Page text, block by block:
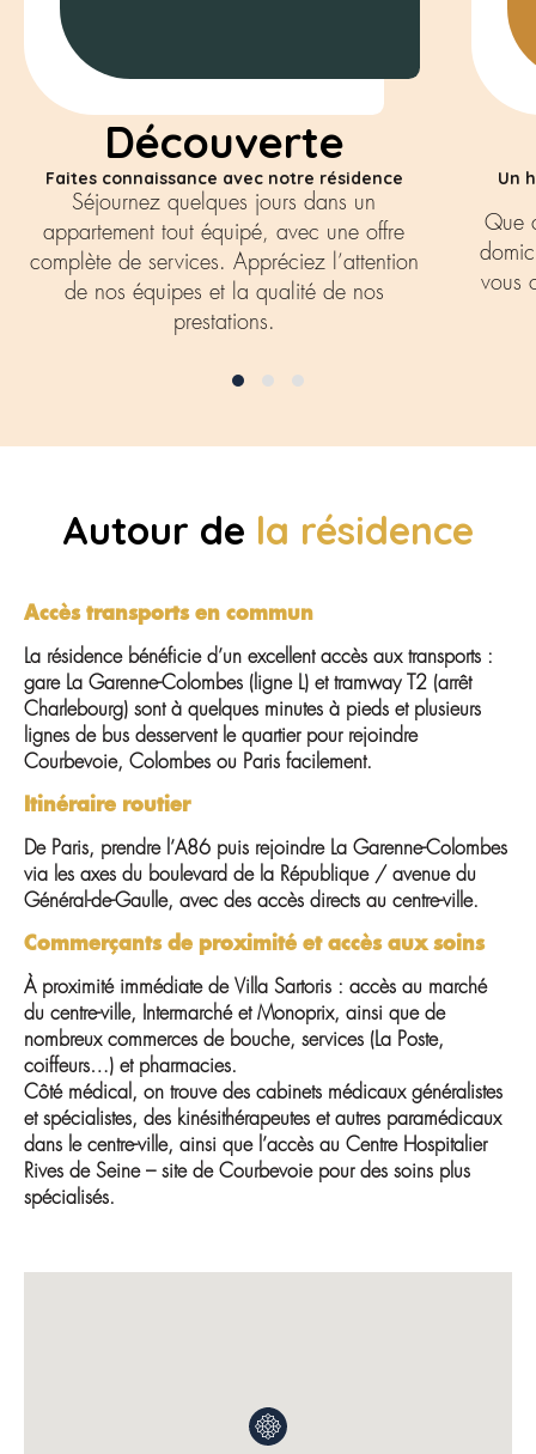
Découverte
Faites connaissance avec notre résidence
Séjournez quelques jours dans un
appartement tout équipé, avec une offre
complète de services. Appréciez l’attention
de nos équipes et la qualité de nos
prestations.
Un
Que
vous
Autour de la résidence
Accès transports en commun
La résidence bénéficie d’un excellent accès aux transports :
gare La Garenne-Colombes (ligne L) et tramway T2 (arrêt
Charlebourg) sont à quelques minutes à pieds et plusieurs
lignes de bus desservent le quartier pour rejoindre
Courbevoie, Colombes ou Paris facilement.
Itinéraire routier
De Paris, prendre l’A86 puis rejoindre La Garenne-Colombes
via les axes du boulevard de la République / avenue du
Général-de-Gaulle, avec des accès directs au centre-ville.
Commerçants de proximité et accès aux soins
À proximité immédiate de Villa Sartoris : accès au marché
du centre-ville, Intermarché et Monoprix, ainsi que de
nombreux commerces de bouche, services (La Poste,
coiffeurs…) et pharmacies.
Côté médical, on trouve des cabinets médicaux généralistes
et spécialistes, des kinésithérapeutes et autres paramédicaux
dans le centre-ville, ainsi que l’accès au Centre Hospitalier
Rives de Seine – site de Courbevoie pour des soins plus
spécialisés.